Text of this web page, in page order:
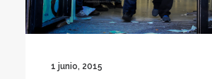
1 junio, 2015